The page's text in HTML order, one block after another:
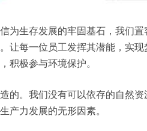
生存发展的牢固基石，我们
每一位员工发挥其潜能，实
积极参与环境保护。
。我们没有可以依存的自然
力发展的无形因素。